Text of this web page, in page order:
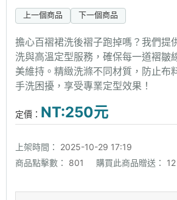
上一個商品 下一個商品
擔心百褶裙洗後褶子跑掉嗎？我們提
洗與高溫定型服務，確保每一道褶皺
美維持。精緻洗滌不同材質，防止布
手洗困擾，享受專業定型效果！
定價： NT:250元
上架時間：
2025-10-29 17:19
商品點擊數：
801 購買此商品贈送：